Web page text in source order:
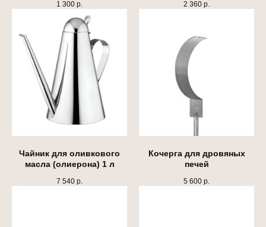
1 300 р. 2 360 р.
Чайник для оливкового
масла (олиерона) 1 л
7 540 р.
Кочерга для дровяных
печей
5 600 р.
© При использовании информации с сайта
ссылка обязательна.